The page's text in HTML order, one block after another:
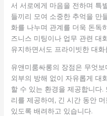
서 서로에게 마음을 전하며 특
들끼리 모여 소중한 추억을 만
화를 나누며 관계를 더욱 돈독
즈니스 미팅이나 업무 관련 대
유지하면서도 프라이빗한 대
유앤미룸싸롱의 장점은 무엇
외부의 방해 없이 자유롭게 대
할 수 있는 환경을 제공합니다.
리를 제공하여, 긴 시간 동안
있도록 배려하고 있습니다.